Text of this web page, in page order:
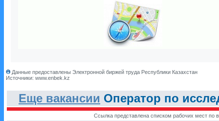
Данные предоставлены Электронной биржей труда Республики Казахстан
Источники: www.enbek.kz
Еще вакансии Оператор по
Ссылка представлена списком рабочих мест по